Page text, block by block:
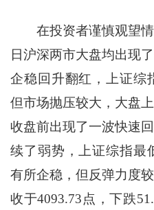
在投资者谨慎观望情
日沪深两市大盘均出现
企稳回升翻红，上证综
但市场抛压较大，大盘
收盘前出现了一波快速
续了弱势，上证综指最
有所企稳，但反弹力度
收于4093.73点，下跌